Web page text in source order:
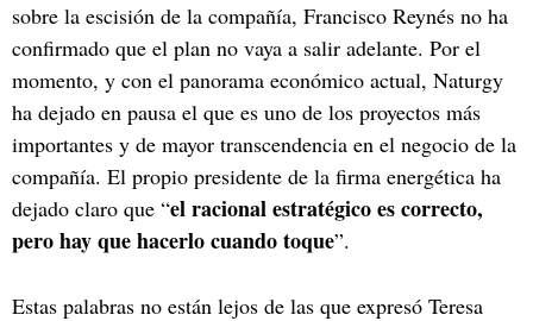
sobre la escisión de la compañía, Francisco Reynés no ha
confirmado que el plan no vaya a salir adelante. Por el
momento, y con el panorama económico actual, Naturgy
ha dejado en pausa el que es uno de los proyectos más
importantes y de mayor transcendencia en el negocio de la
compañía. El propio presidente de la firma energética ha
dejado claro que “el racional estratégico es correcto,
pero hay que hacerlo cuando toque”.
Estas palabras no están lejos de las que expresó Teresa